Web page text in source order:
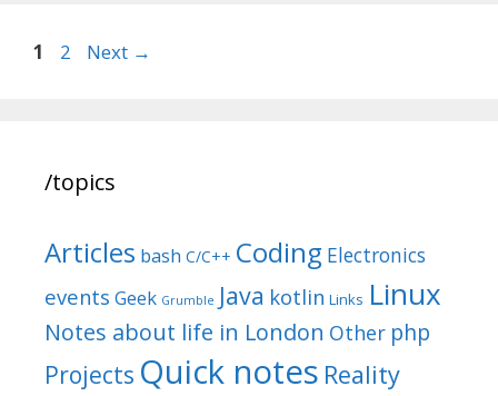
Post
Page
1 Page
2 Next →
/topics
Articles bash C/C++ Coding Electronics
events Geek Grumble Java kotlin Links Linux
Notes about life in London Other php
Projects Quick notes Reality